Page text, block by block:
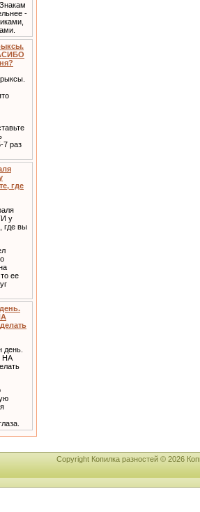
-
7 раз
где
ее
Copyright Копилка разностей © 2026